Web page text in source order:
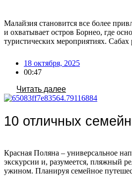
Малайзия становится все более
и охватывает остров Борнео, где
туристических мероприятиях.
18 октября, 2025
00:47
Читать далее
10 отличных
Красная Поляна – универсальное
экскурсии и, разумеется, пляжный
ужином. Планируя семейное